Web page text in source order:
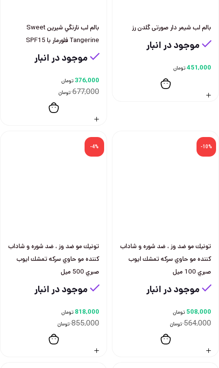
بالم لب شیمر دار صورتی گلدن رز
موجود در انبار
451,000تومان
بالم لب نارنگي شيرين Sweet
Tangerine فلورمار با SPF15
موجود در انبار
677,000 تومان
376,000تومان
-10%
تونيك مو ضد وز ، ضد شوره و شاداب
كننده مو حاوي سركه تمشك ايوب
صبري 100 ميل
موجود در انبار
564,000 تومان
508,000 تومان
-4%
تونيك مو ضد وز ، ضد شوره و شاداب
كننده مو حاوي سركه تمشك ايوب
صبري 500 ميل
موجود در انبار
855,000 تومان
818,000 تومان